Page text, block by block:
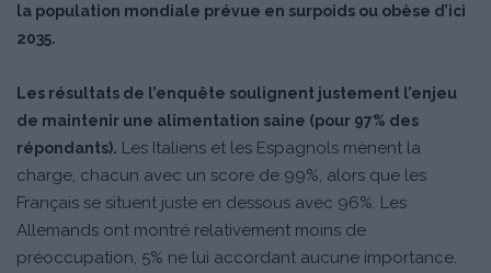
la population mondiale prévue en surpoids ou obèse d’ici
2035.
Les résultats de l’enquête soulignent justement l’enjeu
de maintenir une alimentation saine (pour 97% des
répondants). Les Italiens et les Espagnols mènent la
charge, chacun avec un score de 99%, alors que les
Français se situent juste en dessous avec 96%. Les
Allemands ont montré relativement moins de
préoccupation, 5% ne lui accordant aucune importance.